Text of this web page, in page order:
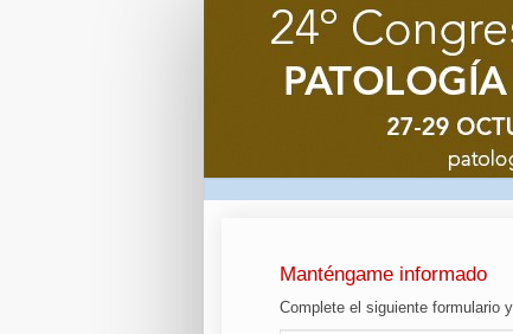
Manténgame informado
Complete el siguiente formulario